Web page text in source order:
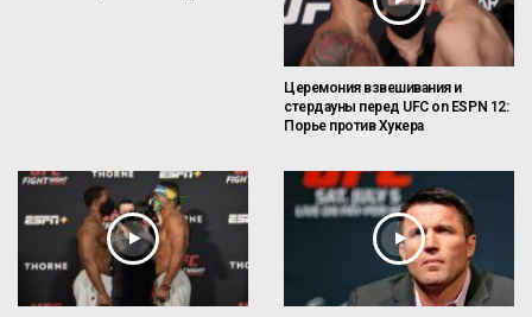
Церемония взвешивания и
стердауны перед UFC on ESPN 12:
Порье против Хукера